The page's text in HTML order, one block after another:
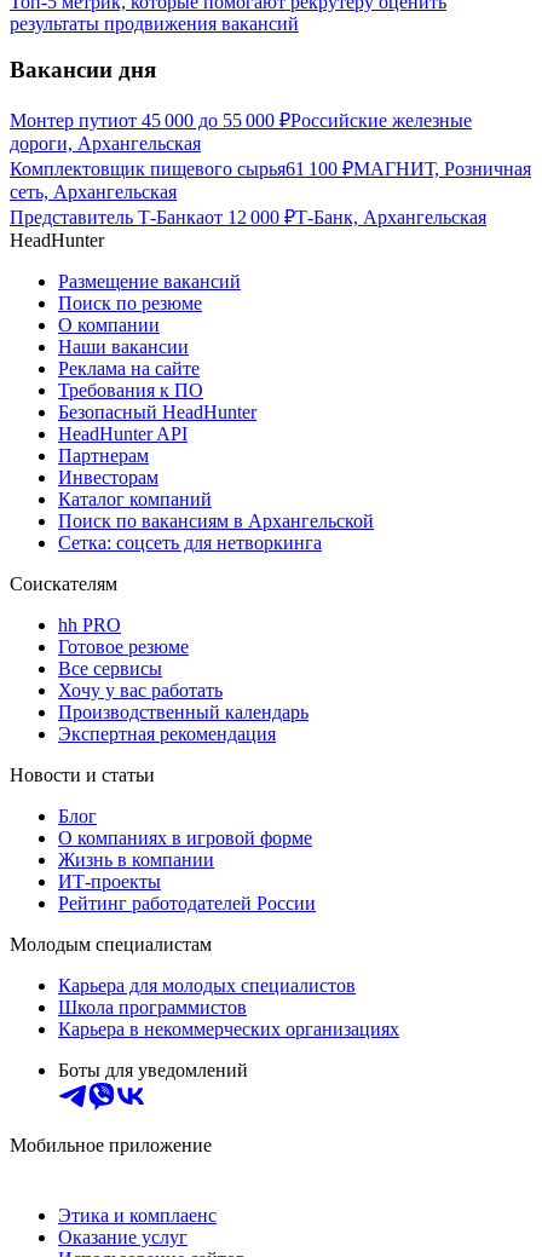
результаты продвижения вакансий
Вакансии дня
Монтер путиот 45 000 до 55 000 ₽Российские железные
дороги, Архангельская
Комплектовщик пищевого сырья61 100 ₽МАГНИТ, Розничная
сеть, Архангельская
Представитель Т-Банкаот 12 000 ₽Т-Банк, Архангельская
HeadHunter
Размещение вакансий
Поиск по резюме
О компании
Наши вакансии
Реклама на сайте
Требования к ПО
Безопасный HeadHunter
HeadHunter API
Партнерам
Инвесторам
Каталог компаний
Поиск по вакансиям в Архангельской
Сетка: соцсеть для нетворкинга
Соискателям
hh PRO
Готовое резюме
Все сервисы
Хочу у вас работать
Производственный календарь
Экспертная рекомендация
Новости и статьи
Блог
О компаниях в игровой форме
Жизнь в компании
ИТ-проекты
Рейтинг работодателей России
Молодым специалистам
Карьера для молодых специалистов
Школа программистов
Карьера в некоммерческих организациях
Боты для уведомлений
Мобильное приложение
Этика и комплаенс
Оказание услуг